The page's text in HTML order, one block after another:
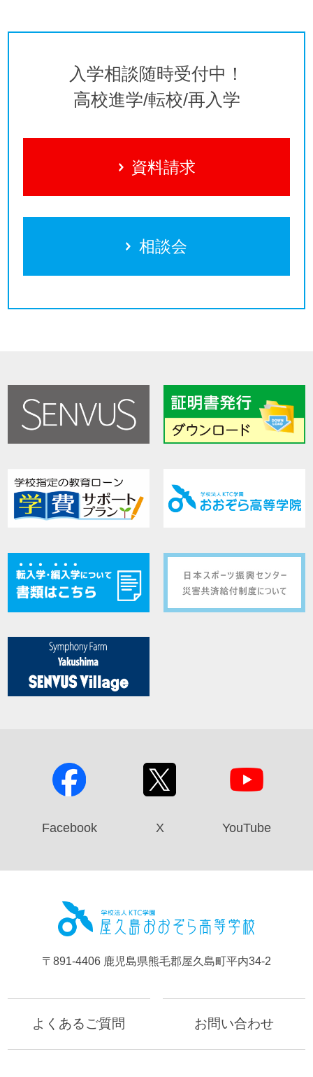
入学相談随時受付中！
高校進学/転校/再入学
資料請求
相談会
Facebook X YouTube
〒891-4406 鹿児島県熊毛郡屋久島町平内34-2
よくあるご質問 お問い合わせ